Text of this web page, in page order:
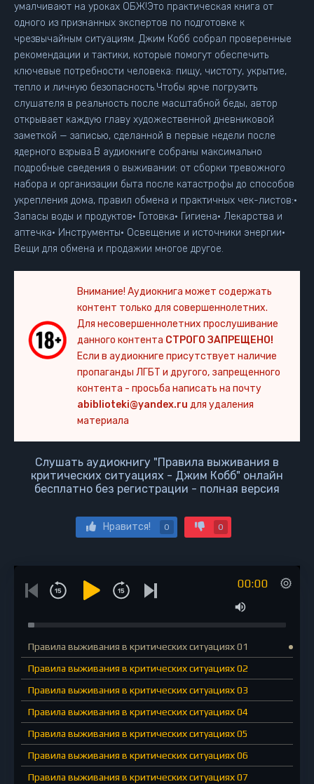
умалчивают на уроках ОБЖ!Это практическая книга от
одного из признанных экспертов по подготовке к
чрезвычайным ситуациям. Джим Кобб собрал проверенные
рекомендации и тактики, которые помогут обеспечить
ключевые потребности человека: пищу, чистоту, укрытие,
тепло и личную безопасность.Чтобы ярче погрузить
слушателя в реальность после масштабной беды, автор
открывает каждую главу художественной дневниковой
заметкой — записью, сделанной в первые недели после
ядерного взрыва.В аудиокниге собраны максимально
подробные сведения о выживании: от сборки тревожного
набора и организации быта после катастрофы до способов
укрепления дома, правил обмена и практичных чек-листов:•
Запасы воды и продуктов• Готовка• Гигиена• Лекарства и
аптечка• Инструменты• Освещение и источники энергии•
Вещи для обмена и продажии многое другое.
Внимание! Аудиокнига может содержать
контент только для совершеннолетних.
Для несовершеннолетних прослушивание
данного контента СТРОГО ЗАПРЕЩЕНО!
Если в аудиокниге присутствует наличие
пропаганды ЛГБТ и другого, запрещенного
контента - просьба написать на почту
abiblioteki@yandex.ru для удаления
материала
Слушать аудиокнигу "Правила выживания в
критических ситуациях - Джим Кобб" онлайн
бесплатно без регистрации - полная версия
Нравится! 0 0
00:00
Правила выживания в критических ситуациях 01
Правила выживания в критических ситуациях 02
Правила выживания в критических ситуациях 03
Правила выживания в критических ситуациях 04
Правила выживания в критических ситуациях 05
Правила выживания в критических ситуациях 06
Правила выживания в критических ситуациях 07